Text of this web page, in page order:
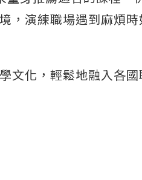
，演練職場遇到麻煩時
文化，輕鬆地融入各國